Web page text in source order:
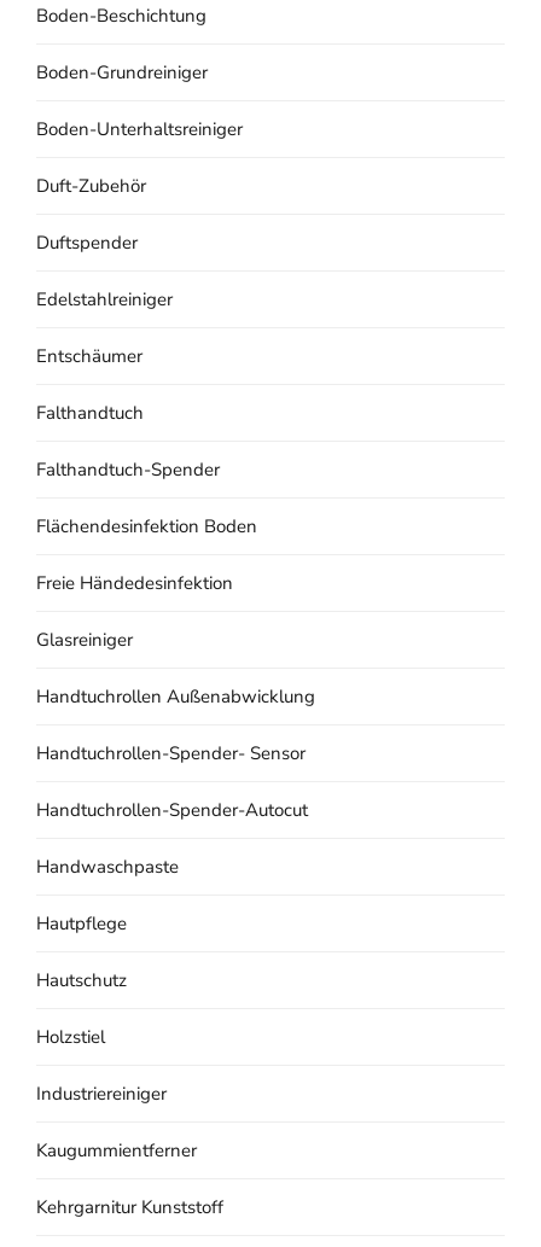
Boden-Beschichtung
Boden-Grundreiniger
Boden-Unterhaltsreiniger
Duft-Zubehör
Duftspender
Edelstahlreiniger
Entschäumer
Falthandtuch
Falthandtuch-Spender
Flächendesinfektion Boden
Freie Händedesinfektion
Glasreiniger
Handtuchrollen Außenabwicklung
Handtuchrollen-Spender- Sensor
Handtuchrollen-Spender-Autocut
Handwaschpaste
Hautpflege
Hautschutz
Holzstiel
Industriereiniger
Kaugummientferner
Kehrgarnitur Kunststoff